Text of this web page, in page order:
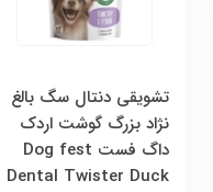
تشویقی دنتال سگ بالغ
نژاد بزرگ گوشت اردک
داگ فست Dog fest
Dental Twister Duck